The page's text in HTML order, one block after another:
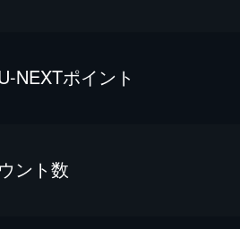
NEXTポイント
ント数